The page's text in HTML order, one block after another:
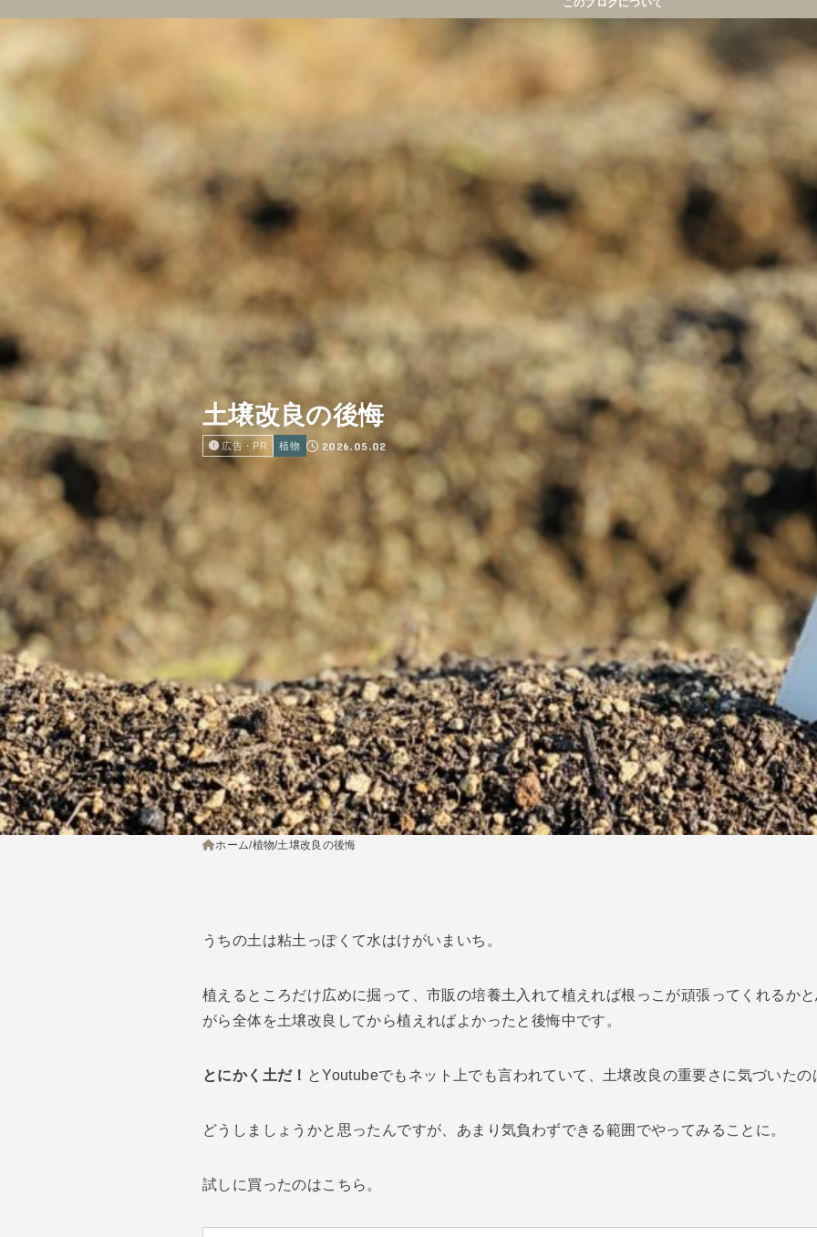
このブログについて
土壌改良の後悔
広告・PR 植物 2026.05.02
ホーム 植物 土壌改良の後悔
うちの土は粘土っぽくて水はけがいまいち。
植えるところだけ広めに掘って、市販の培養土入れて植えれば根っこが頑張ってくれるか
がら全体を土壌改良してから植えればよかったと後悔中です。
とにかく土だ！ とYoutubeでもネット上でも言われていて、土壌改良の重要さに気づいたの
どうしましょうかと思ったんですが、あまり気負わずできる範囲でやってみることに。
試しに買ったのはこちら。